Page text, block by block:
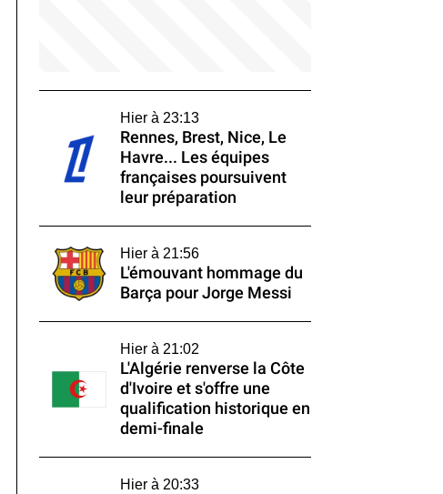
Hier à 23:13
Rennes, Brest, Nice, Le
Havre... Les équipes
françaises poursuivent
leur préparation
Hier à 21:56
L'émouvant hommage du
Barça pour Jorge Messi
Hier à 21:02
L'Algérie renverse la Côte
d'Ivoire et s'offre une
qualification historique en
demi-finale
Hier à 20:33